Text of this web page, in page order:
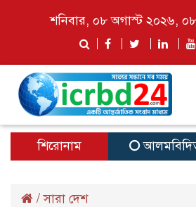
শনিবার, ০৮ অগাস্ট ২০২৬,
শিরোনাম আলমবিদিতর
/সারা দেশ